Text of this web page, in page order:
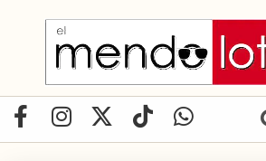
contenido
F
a
I
n
X
-
T
i
W
h